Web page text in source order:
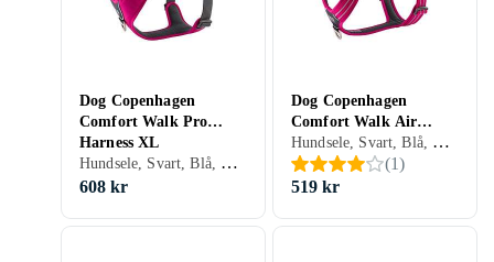
Dog Copenhagen
Comfort Walk Pro
Harness XL
Hundsele, Svart, Blå, Röd, Orange, Grön, Rosa, Lila, Hundar
608 kr
Dog Copenhagen
Comfort Walk Air
Harness L
Hundsele, Svart, Blå, Röd, Orange, Grön, Rosa, Lila, Hundar
(1)
519 kr